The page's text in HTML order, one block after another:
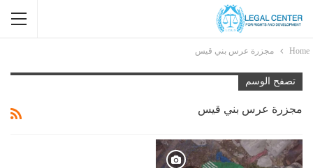
Home مجزرة عرس بني قيس
تصفح الوسم
مجزرة عرس بني قيس